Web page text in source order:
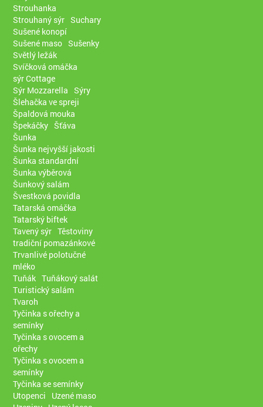
Strouhanka
Strouhaný sýr Suchary
Sušené konopí
Sušené maso Sušenky
Světlý ležák
Svíčková omáčka
sýr Cottage
Sýr Mozzarella Sýry
Šlehačka ve spreji
Špaldová mouka
Špekáčky Šťáva
Šunka
Šunka nejvyšší jakosti
Šunka standardní
Šunka výběrová
Šunkový salám
Švestková povidla
Tatarská omáčka
Tatarský biftek
Tavený sýr Těstoviny
tradiční pomazánkové
Trvanlivé polotučné
mléko
Tuňák Tuňákový salát
Turistický salám
Tvaroh
Tyčinka s ořechy a
semínky
Tyčinka s ovocem a
ořechy
Tyčinka s ovocem a
semínky
Tyčinka se semínky
Utopenci
Uzené maso